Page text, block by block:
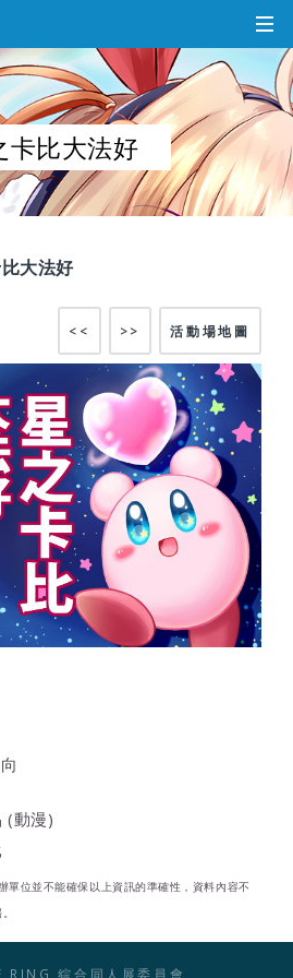
卡比大法好
大法好
活動場地圖
>>
<<
(動漫)
位並不能確保以上資訊的準確性，資料內容不
RING 綜合同人展委員會